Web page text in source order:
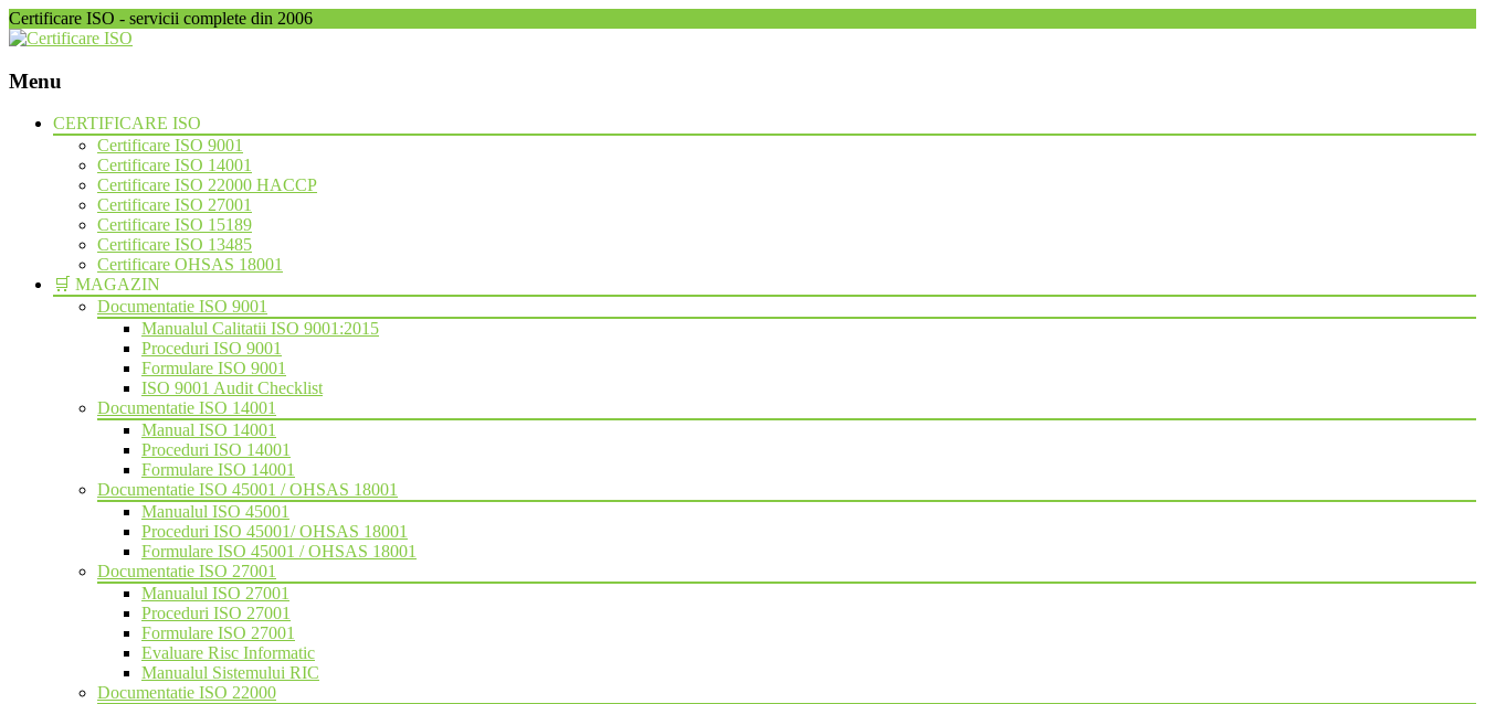
Certificare ISO - servicii complete din 2006
Menu
Skip
CERTIFICARE ISO
Certificare ISO 9001
Certificare ISO 14001
Certificare ISO 22000 HACCP
Certificare ISO 27001
Certificare ISO 15189
Certificare ISO 13485
Certificare OHSAS 18001
🛒 MAGAZIN
Documentatie ISO 9001
Manualul Calitatii ISO 9001:2015
Proceduri ISO 9001
Formulare ISO 9001
ISO 9001 Audit Checklist
Documentatie ISO 14001
Manual ISO 14001
Proceduri ISO 14001
Formulare ISO 14001
Documentatie ISO 45001 / OHSAS 18001
Manualul ISO 45001
Proceduri ISO 45001/ OHSAS 18001
Formulare ISO 45001 / OHSAS 18001
Documentatie ISO 27001
Manualul ISO 27001
Proceduri ISO 27001
Formulare ISO 27001
Evaluare Risc Informatic
Manualul Sistemului RIC
Documentatie ISO 22000